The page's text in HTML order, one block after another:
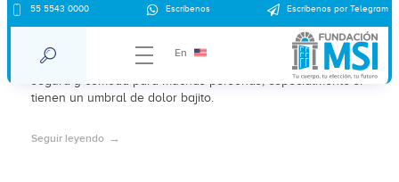
55 5543 0000 Escríbenos Escríbenos por Telegram
En
Aborto sin dolor
Descubre por qué la AMEU con sedación es una alternativa
segura y cómoda para muchas personas, especialmente si
tienen un umbral de dolor bajito.
Seguir leyendo